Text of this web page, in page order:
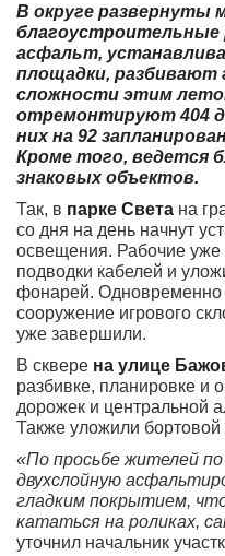
В округе развернуты
асфальт,
площадки, разбивают
сложности этим
отремонтируют 404
них на 92
Кроме того, ведется
знаковых объектов.
Так, в парке Света на
со дня на день начнут
освещения. Рабочие уже
подводки кабелей и
фонарей. Одновременно
сооружение игрового
уже завершили.
В сквере на улице
разбивке, планировке и
дорожек и центральной
Также уложили бортовой
«По просьбе жителей
двухслойную
гладким покрытием,
кататься на роликах,
уточнил начальник